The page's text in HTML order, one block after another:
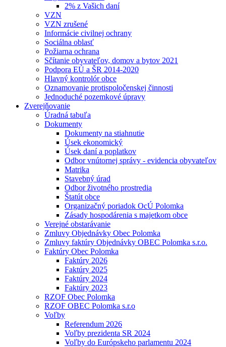
2% z Vašich daní
VZN
VZN zrušené
Informácie civilnej ochrany
Sociálna oblasť
Požiarna ochrana
Sčítanie obyvateľov, domov a bytov 2021
Podpora EÚ a ŠR 2014-2020
Hlavný kontrolór obce
Oznamovanie protispoločenskej činnosti
Jednoduché pozemkové úpravy
Zverejňovanie
Úradná tabuľa
Dokumenty
Dokumenty na stiahnutie
Úsek ekonomický
Úsek daní a poplatkov
Odbor vnútornej správy - evidencia obyvateľov
Matrika
Stavebný úrad
Odbor životného prostredia
Štatút obce
Organizačný poriadok OcÚ Polomka
Zásady hospodárenia s majetkom obce
Verejné obstarávanie
Zmluvy Objednávky Obec Polomka
Zmluvy faktúry Objednávky OBEC Polomka s.r.o.
Faktúry Obec Polomka
Faktúry 2026
Faktúry 2025
Faktúry 2024
Faktúry 2023
RZOF Obec Polomka
RZOF OBEC Polomka s.r.o
Voľby
Referendum 2026
Voľby prezidenta SR 2024
Voľby do Európskeho parlamentu 2024